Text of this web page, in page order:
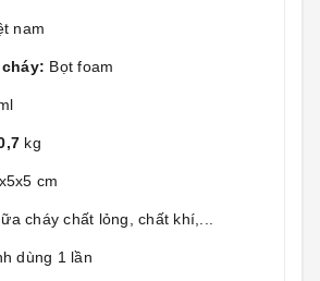
nam
Bọt foam
kg
cm
cháy chất lỏng, chất khí,...
dùng 1 lần